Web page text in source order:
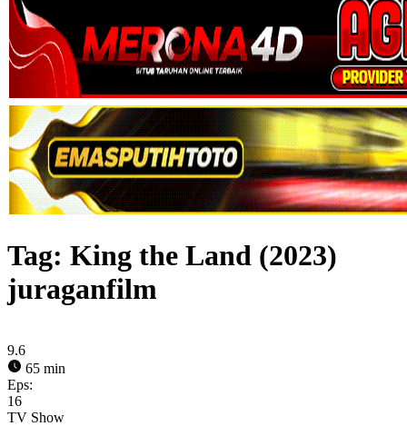
Tag: King the Land (2023)
juraganfilm
9.6
65 min
Eps:
16
TV Show